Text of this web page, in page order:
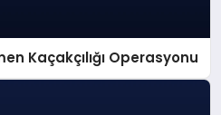
Kaçakçılığı Operasyonu